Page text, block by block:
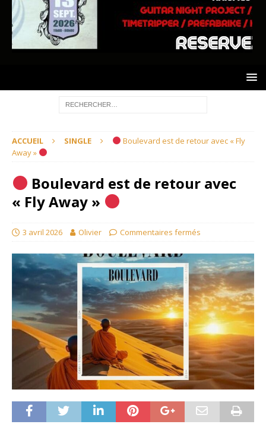
ACCUEIL SINGLE
Boulevard est de retour avec « Fly
Away »
Boulevard est de retour avec
« Fly Away »
3 avril 2026 Olivier Commentaires fermés